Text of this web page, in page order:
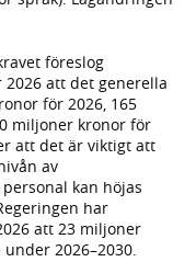
föreslog
att det generella
för 2026, 165
miljoner kronor för
att det är viktigt att
av
kan höjas
har
att 23 miljoner
2026–2030.